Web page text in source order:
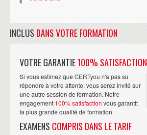
INCLUS DANS VOTRE FORMATION
VOTRE GARANTIE100% SATISFACTION
Si vous estimez que CERTyou n'a pas su
répondre à votre attente, vous serez invité sur
une autre session de formation. Notre
engagement 100% satisfaction vous garantit
la plus grande qualité de formation.
EXAMENS COMPRIS DANS LE TARIF